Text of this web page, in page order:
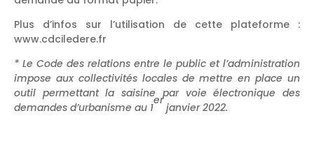
Plus d’infos sur l’utilisation de cette plateforme :
www.cdciledere.fr
* Le Code des relations entre le public et l’administration
impose aux collectivités locales de mettre en place un
outil permettant la saisine par voie électronique des
demandes d’urbanisme au 1
er
janvier 2022.